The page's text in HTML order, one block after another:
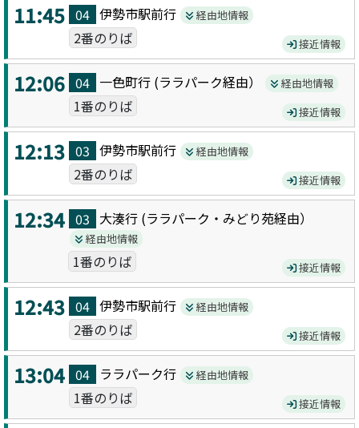
11:45 04 伊勢市駅前行 経由地情報
2番のりば 接近情報
12:06 04 一色町行 (ララパーク経由） 経由地情報
1番のりば 接近情報
12:13 03 伊勢市駅前行 経由地情報
2番のりば 接近情報
12:34 03 大湊行 (ララパーク・みどり苑経由）
経由地情報
1番のりば 接近情報
12:43 04 伊勢市駅前行 経由地情報
2番のりば 接近情報
13:04 04 ララパーク行 経由地情報
1番のりば 接近情報